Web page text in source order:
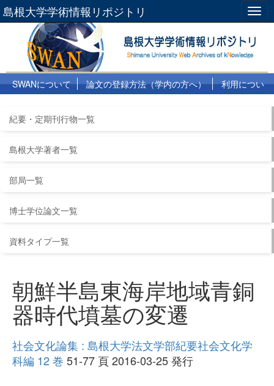
島根大学学術情報リポジトリ
SWANについて 論文の登録方法（学内の方へ）
利用につい
紀要・定期刊行物一覧
島根大学著者一覧
部局一覧
博士学位論文一覧
資料タイプ一覧
朝鮮半島東海岸地域青銅
器時代墳墓の変遷
社会文化論集 : 島根大学法文学部紀要社会文化学
科編 12 巻 51-77 頁 2016-03-25 発行